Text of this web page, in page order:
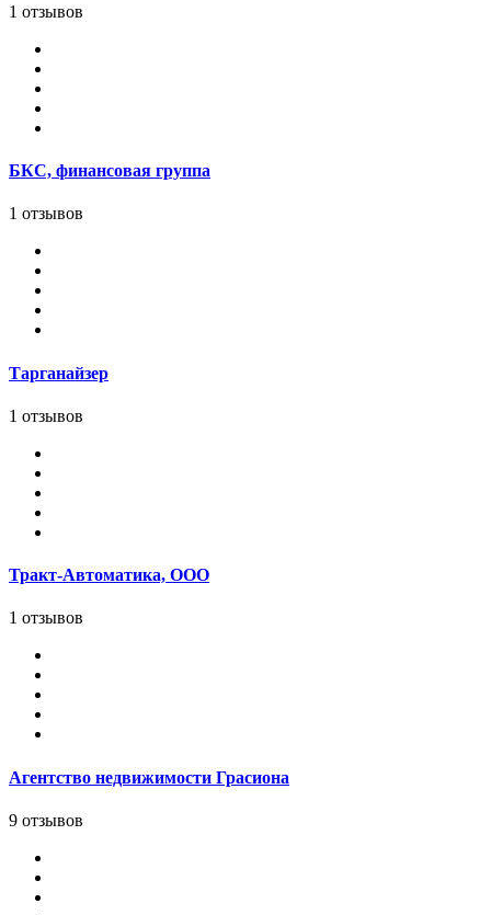
1 отзывов
БКС, финансовая группа
1 отзывов
Тарганайзер
1 отзывов
Тракт-Автоматика, ООО
1 отзывов
Агентство недвижимости Грасиона
9 отзывов